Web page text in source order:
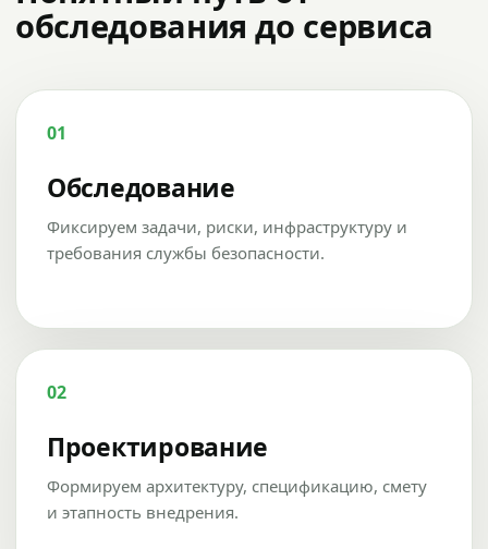
обследования до сервиса
01
Обследование
Фиксируем задачи, риски, инфраструктуру и
требования службы безопасности.
02
Проектирование
Формируем архитектуру, спецификацию, смету
и этапность внедрения.